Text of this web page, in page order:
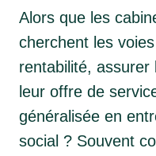
Alors que les
cherchent les
rentabilité,
leur offre de
généralisée en
social ? Souvent